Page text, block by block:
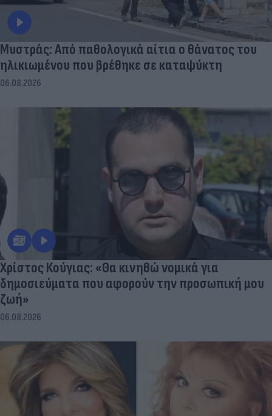
Μυστράς: Από παθολογικά αίτια ο θάνατος του
ηλικιωμένου που βρέθηκε σε καταψύκτη
06.08.2026
Χρίστος Κούγιας: «Θα κινηθώ νομικά για
δημοσιεύματα που αφορούν την προσωπική μου
ζωή»
06.08.2026